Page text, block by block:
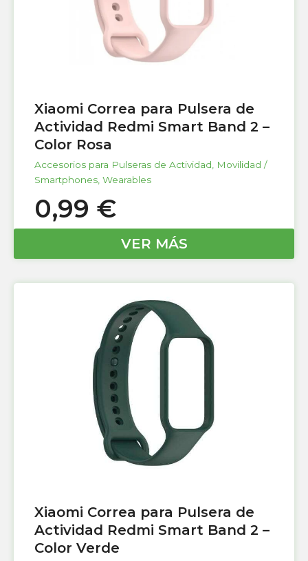
Xiaomi Correa para Pulsera de
Actividad Redmi Smart Band 2 –
Color Rosa
Accesorios para Pulseras de Actividad, Movilidad /
Smartphones, Wearables
0,99 €
VER MÁS
Xiaomi Correa para Pulsera de
Actividad Redmi Smart Band 2 –
Color Verde